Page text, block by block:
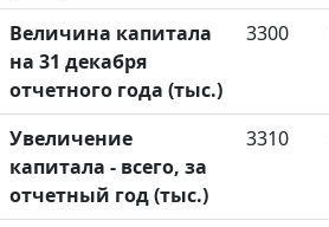
Величина капитала
на 31 декабря
отчетного года (тыс.)
3300
Увеличение
капитала - всего, за
отчетный год (тыс.)
3310